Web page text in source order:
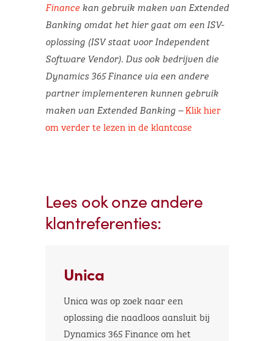
Finance kan gebruik maken van Extended
Banking omdat het hier gaat om een ISV-
oplossing (ISV staat voor Independent
Software Vendor). Dus ook bedrijven die
Dynamics 365 Finance via een andere
partner implementeren kunnen gebruik
maken van Extended Banking –Klik hier
om verder te lezen in de klantcase
Lees ook onze andere
klantreferenties:
Unica
Unica was op zoek naar een
oplossing die naadloos aansluit bij
Dynamics 365 Finance om het